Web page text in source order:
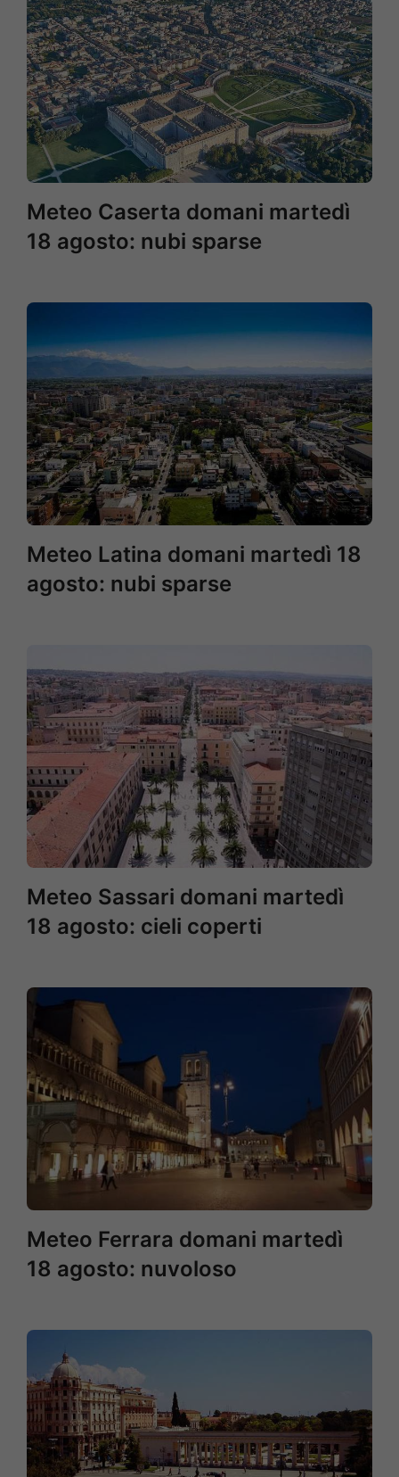
Meteo Caserta domani martedì
18 agosto: nubi sparse
Meteo Latina domani martedì 18
agosto: nubi sparse
Meteo Sassari domani martedì
18 agosto: cieli coperti
Meteo Ferrara domani martedì
18 agosto: nuvoloso